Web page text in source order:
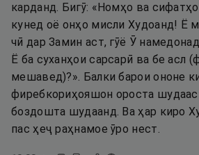
карданд. Бигӯ: «Номҳо ва
кунед оё онҳо мисли Худоанд! Ё
чӣ дар Замин аст, гӯё Ӯ
Ё ба суханҳои сарсарӣ ва бе асл
мешавед)?». Балки барои ононе
фиребкориҳояшон ороста
боздошта шудаанд. Ва ҳар киро
пас ҳеҷ раҳнамое ӯро нест.